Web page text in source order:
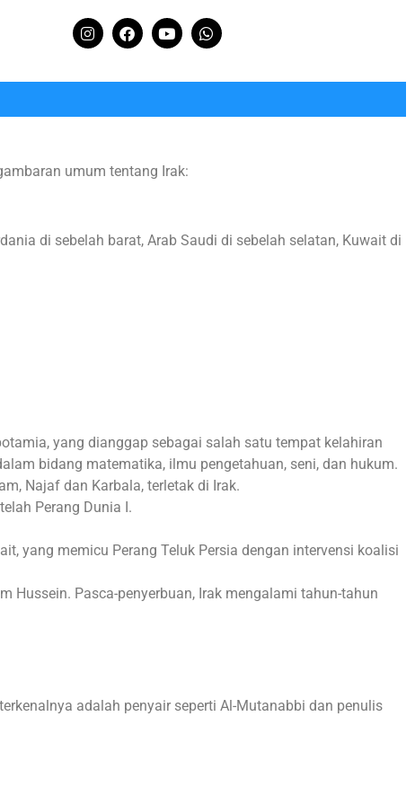
umum tentang Irak:
di sebelah barat, Arab Saudi di sebelah selatan, Kuwait di
yang dianggap sebagai salah satu tempat kelahiran
bidang matematika, ilmu pengetahuan, seni, dan hukum.
Najaf dan Karbala, terletak di Irak.
Perang Dunia I.
yang memicu Perang Teluk Persia dengan intervensi koalisi
Hussein. Pasca-penyerbuan, Irak mengalami tahun-tahun
adalah penyair seperti Al-Mutanabbi dan penulis